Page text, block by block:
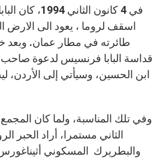
في 4 كانون
اسقف لروما ، يعود الى
طائرته في مطار عمان. وبعد
قداسة البابا فرنسيس لدعوة صاحب
ابن الحسين، وسيأتي إلى الأردن،
وفي تلك المناسبة، ولما كان
الثاني مستمرا، أراد الحبر
والبطريرك المسكوني أثيناغورس